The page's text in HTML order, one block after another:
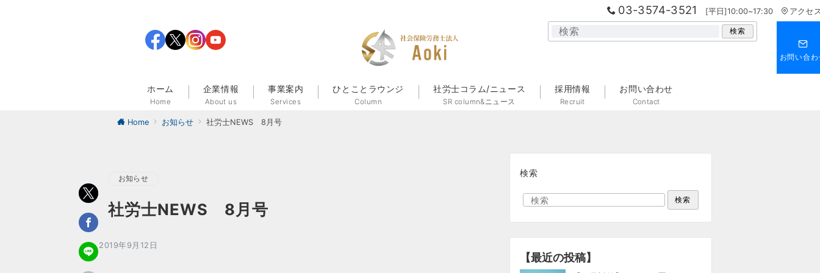
03-3574-3521 [平日]10:00~17:30 アクセ
検索
お問い合わ
ホーム
Home
企業情報
About us
事業案内
Services
ひとことラウンジ
Column
社労士コラム/ニュース
SR column&ニュース
採用情報
Recruit
お問い合わせ
Contact
Home お知らせ 社労士NEWS 8月号
お知らせ
社労士NEWS 8月号
2019年9月12日
検索
検索
【最近の投稿】